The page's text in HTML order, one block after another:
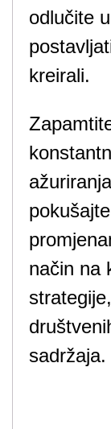
odlučite
kreirali.
način na
sadržaja.